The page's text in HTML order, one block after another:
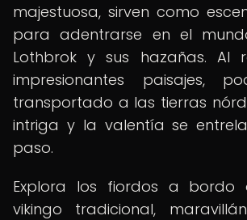
majestuosa, sirven como
para adentrarse en el
Lothbrok y sus hazañas. Al
impresionantes paisajes,
transportado a las tierras
intriga y la valentía se
paso.
Explora los fiordos a
vikingo tradicional,